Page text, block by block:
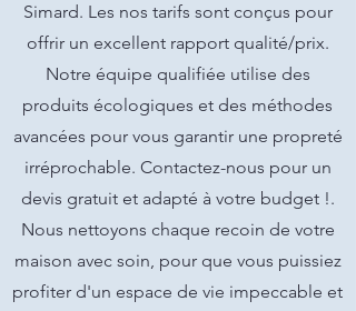
Simard. Les nos tarifs sont conçus pour
offrir un excellent rapport qualité/prix.
Notre équipe qualifiée utilise des
produits écologiques et des méthodes
avancées pour vous garantir une propreté
irréprochable. Contactez-nous pour un
devis gratuit et adapté à votre budget !.
Nous nettoyons chaque recoin de votre
maison avec soin, pour que vous puissiez
profiter d'un espace de vie impeccable et